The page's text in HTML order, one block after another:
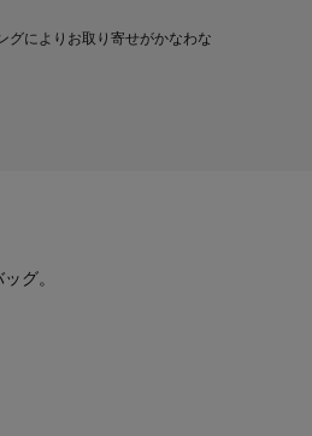
グによりお取り寄せがかなわな
グ。